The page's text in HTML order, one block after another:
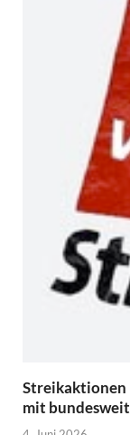
Streikaktionen
mit